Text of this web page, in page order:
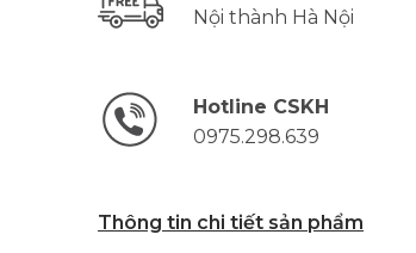
Nội thành Hà Nội
Hotline CSKH
0975.298.639
Thông tin chi tiết sản phẩm